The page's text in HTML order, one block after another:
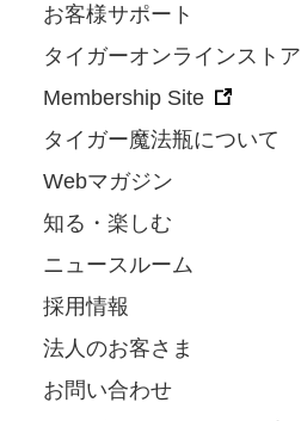
お客様サポート
タイガーオンラインストア
Membership Site
タイガー魔法瓶について
Webマガジン
知る・楽しむ
ニュースルーム
採用情報
法人のお客さま
お問い合わせ